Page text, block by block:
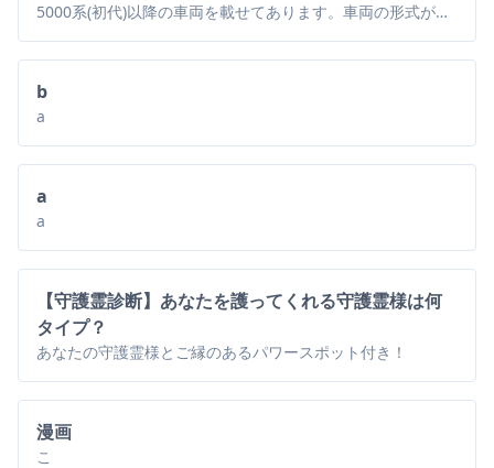
5000系(初代)以降の車両を載せてあります。車両の形式がわからなかったりしたときに是非。
b
a
a
a
【守護霊診断】あなたを護ってくれる守護霊様は何
タイプ？
あなたの守護霊様とご縁のあるパワースポット付き！
漫画
こ